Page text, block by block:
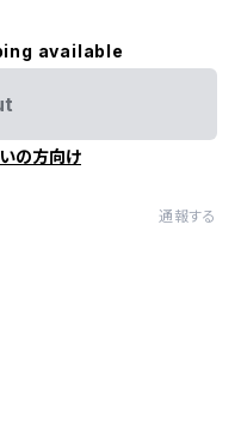
available
の方向け
通報する